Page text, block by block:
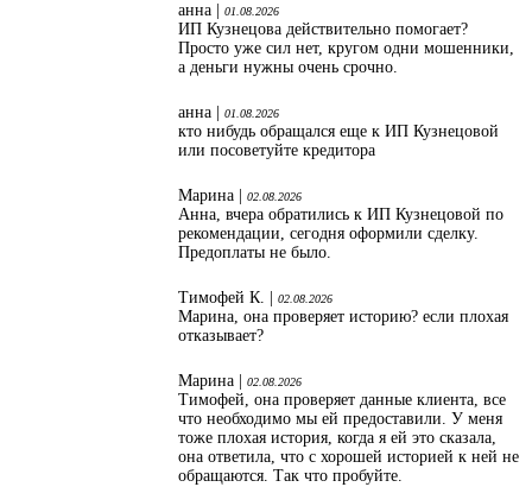
анна | 01.08.2026
ИП Кузнецова действительно помогает?
Просто уже сил нет, кругом одни мошенники,
а деньги нужны очень срочно.
анна | 01.08.2026
кто нибудь обращался еще к ИП Кузнецовой
или посоветуйте кредитора
Марина | 02.08.2026
Анна, вчера обратились к ИП Кузнецовой по
рекомендации, сегодня оформили сделку.
Предоплаты не было.
Тимофей К. | 02.08.2026
Марина, она проверяет историю? если плохая
отказывает?
Марина | 02.08.2026
Тимофей, она проверяет данные клиента, все
что необходимо мы ей предоставили. У меня
тоже плохая история, когда я ей это сказала,
она ответила, что с хорошей историей к ней не
обращаются. Так что пробуйте.